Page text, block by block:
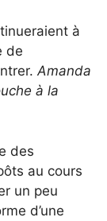
à
de
Amanda
à la
des
au cours
un peu
d’une